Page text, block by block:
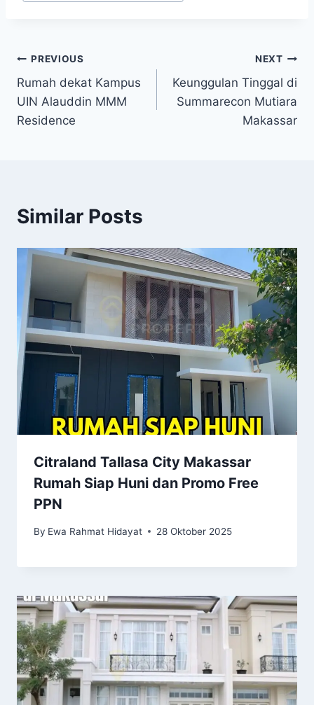
Navigasi
pos
PREVIOUS
Rumah dekat Kampus
UIN Alauddin MMM
Residence
NEXT
Keunggulan Tinggal di
Summarecon Mutiara
Makassar
Similar Posts
Citraland Tallasa City Makassar
Rumah Siap Huni dan Promo Free
PPN
By Ewa Rahmat Hidayat 28 Oktober 2025